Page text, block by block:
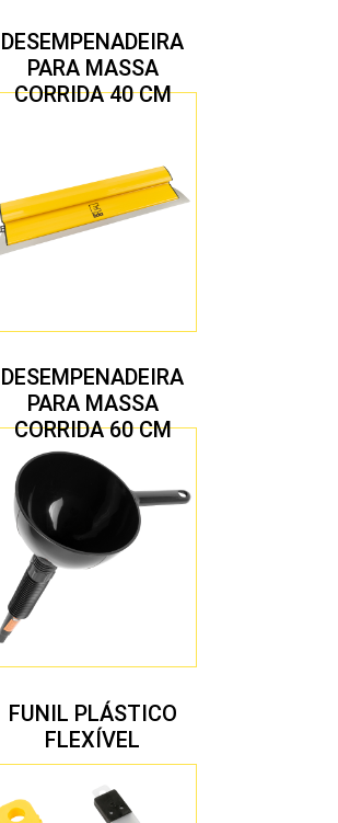
DESEMPENADEIRA
PARA MASSA
CORRIDA 40 CM
DESEMPENADEIRA
PARA MASSA
CORRIDA 60 CM
FUNIL PLÁSTICO
FLEXÍVEL